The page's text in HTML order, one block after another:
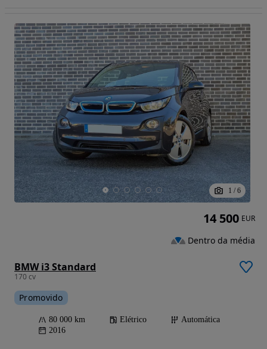
1 / 6
BMW i3 Standard
170 cv
Promovido
80 000 km Elétrico
Automática
2016
14 500 EUR
Dentro da média